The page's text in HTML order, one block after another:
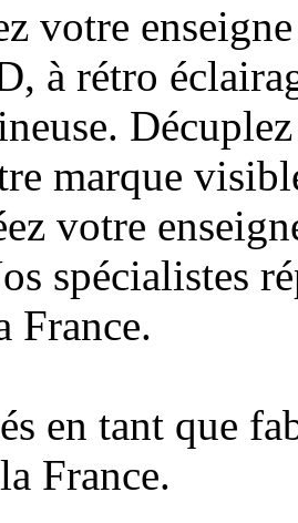
votre
à rétro
marque
votre
spécialistes
France.
en tant que
France.